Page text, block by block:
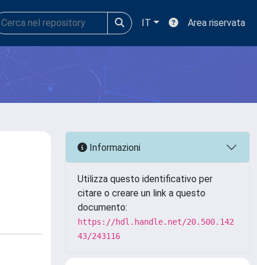
IT Area riservata
Informazioni
Utilizza questo identificativo per
citare o creare un link a questo
documento:
https://hdl.handle.net/20.500.142
43/243116